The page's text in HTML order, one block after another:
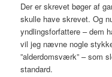
Der er skrevet bøger af
skulle have skrevet. Og
yndlingsforfattere – dem
vil jeg nævne nogle
”alderdomsværk” – som
standard.